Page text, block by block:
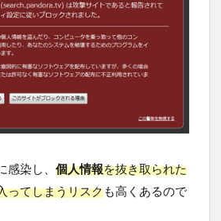
感染し、 個人情報を抜き取られた
ってしまうリスクも高くあるので